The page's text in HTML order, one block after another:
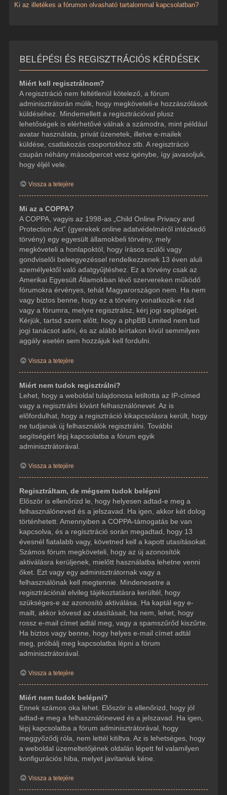
Ki az illetékes a fórumon olvasható tartalommal kapcsolatban?
BELÉPÉSI ÉS REGISZTRÁCIÓS KÉRDÉSEK
Miért kell regisztrálnom?
A regisztráció nem feltétlenül kötelező, a fórum
adminisztrátorán múlik, hogy megköveteli-e hozzászólások
küldéséhez. Mindemellett a regisztrációval plusz
lehetőségek is elérhetővé válnak a számodra, mint például
avatar használata, privát üzenetek, illetve e-mailek
küldése, csatlakozás csoportokhoz stb. A regisztráció
csupán néhány másodpercet vesz igénybe, így javasoljuk,
hogy éljél vele.
Vissza a tetejére
Mi az a COPPA?
A COPPA, vagyis az 1998-as „Child Online Privacy and
Protection Act” (gyerekek online adatvédelméről intézkedő
törvény) egy egyesült államokbeli törvény, mely
megköveteli a honlapoktól, hogy írásos szülői vagy
gondviselői beleegyezéssel rendelkezzenek 13 éven aluli
személyektől való adatgyűjtéshez. Ez a törvény csak az
Amerikai Egyesült Államokban lévő szervereken működő
fórumokra érvényes, tehát Magyarországon nem. Ha nem
vagy biztos benne, hogy ez a törvény vonatkozik-e rád
vagy a fórumra, melyre regisztrálsz, kérj jogi segítséget.
Kérjük, tartsd szem előtt, hogy a phpBB Limited nem tud
jogi tanácsot adni, és az alább leírtakon kívül semmilyen
aggály esetén sem hozzájuk kell fordulni.
Vissza a tetejére
Miért nem tudok regisztrálni?
Lehet, hogy a weboldal tulajdonosa letiltotta az IP-címed
vagy a regisztrálni kívánt felhasználónevet. Az is
előfordulhat, hogy a regisztráció kikapcsolásra került, hogy
ne tudjanak új felhasználók regisztrálni. További
segítségért lépj kapcsolatba a fórum egyik
adminisztrátorával.
Vissza a tetejére
Regisztráltam, de mégsem tudok belépni
Először is ellenőrizd le, hogy helyesen adtad-e meg a
felhasználóneved és a jelszavad. Ha igen, akkor két dolog
történhetett. Amennyiben a COPPA-támogatás be van
kapcsolva, és a regisztráció során megadtad, hogy 13
évesnél fiatalabb vagy, követned kell a kapott utasításokat.
Számos fórum megköveteli, hogy az új azonosítók
aktiválásra kerüljenek, mielőtt használatba lehetne venni
őket. Ezt vagy egy adminisztrátornak vagy a
felhasználónak kell megtennie. Mindenesetre a
regisztrációnál elvileg tájékoztatásra kerültél, hogy
szükséges-e az azonosító aktiválása. Ha kaptál egy e-
mailt, akkor kövesd az utasításait, ha nem, lehet, hogy
rossz e-mail címet adtál meg, vagy a spamszűrőd kiszűrte.
Ha biztos vagy benne, hogy helyes e-mail címet adtál
meg, próbálj meg kapcsolatba lépni a fórum
adminisztrátorával.
Vissza a tetejére
Miért nem tudok belépni?
Ennek számos oka lehet. Először is ellenőrizd, hogy jól
adtad-e meg a felhasználóneved és a jelszavad. Ha igen,
lépj kapcsolatba a fórum adminisztrátorával, hogy
meggyőződj róla, nem lettél kitiltva. Az is lehetséges, hogy
a weboldal üzemeltetőjének oldalán lépett fel valamilyen
konfigurációs hiba, melyet javítaniuk kéne.
Vissza a tetejére